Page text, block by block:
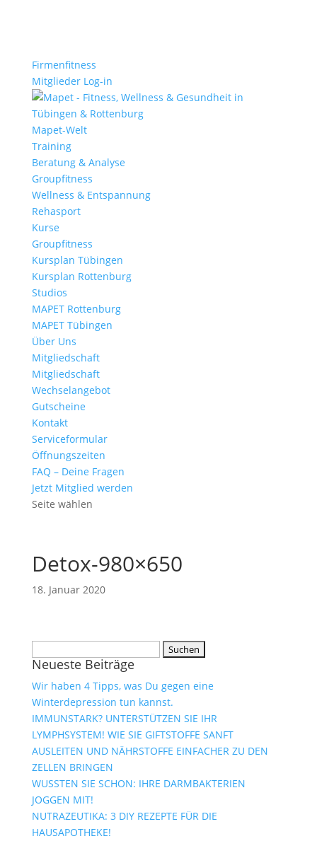
Firmenfitness
Mitglieder Log-in
Mapet-Welt
Training
Beratung & Analyse
Groupfitness
Wellness & Entspannung
Rehasport
Kurse
Groupfitness
Kursplan Tübingen
Kursplan Rottenburg
Studios
MAPET Rottenburg
MAPET Tübingen
Über Uns
Mitgliedschaft
Mitgliedschaft
Wechselangebot
Gutscheine
Kontakt
Serviceformular
Öffnungszeiten
FAQ – Deine Fragen
Jetzt Mitglied werden
Seite wählen
Detox-980×650
18. Januar 2020
nach:
Neueste Beiträge
Wir haben 4 Tipps, was Du gegen eine
Winterdepression tun kannst.
IMMUNSTARK? UNTERSTÜTZEN SIE IHR
LYMPHSYSTEM! WIE SIE GIFTSTOFFE SANFT
AUSLEITEN UND NÄHRSTOFFE EINFACHER ZU DEN
ZELLEN BRINGEN
WUSSTEN SIE SCHON: IHRE DARMBAKTERIEN
JOGGEN MIT!
NUTRAZEUTIKA: 3 DIY REZEPTE FÜR DIE
HAUSAPOTHEKE!